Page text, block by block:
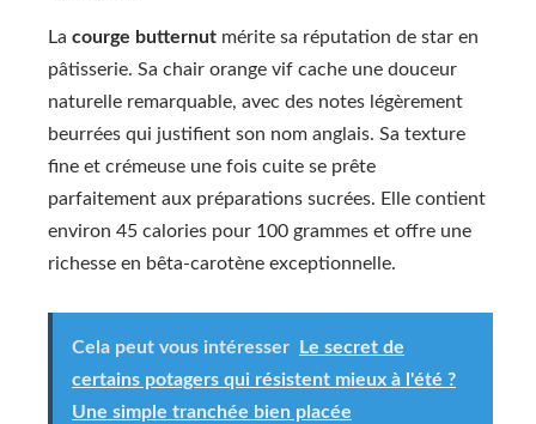
La courge butternut mérite sa réputation de star en
pâtisserie. Sa chair orange vif cache une douceur
naturelle remarquable, avec des notes légèrement
beurrées qui justifient son nom anglais. Sa texture
fine et crémeuse une fois cuite se prête
parfaitement aux préparations sucrées. Elle contient
environ 45 calories pour 100 grammes et offre une
richesse en bêta-carotène exceptionnelle.
Cela peut vous intéresser
Le secret de
certains potagers qui résistent mieux à l'été ?
Une simple tranchée bien placée